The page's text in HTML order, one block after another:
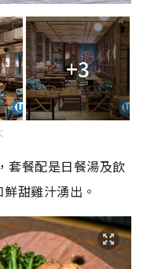
+3
套餐配是日餐湯及飲
甜雞汁湧出。